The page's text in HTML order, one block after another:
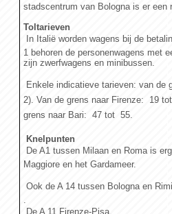
stadscentrum van Bologna is er
Toltarieven
 In Italië worden wagens bij de
1 behoren de personenwagens met
zijn zwerfwagens en minibussen.
 Enkele indicatieve tarieven: van de
2). Van de grens naar Firenze:  19
grens naar Bari:  47 tot  55.
Knelpunten
 De A1 tussen Milaan en Roma is
Maggiore en het Gardameer.
 Ook de A 14 tussen Bologna en
 De A 11 Firenze-Pisa.